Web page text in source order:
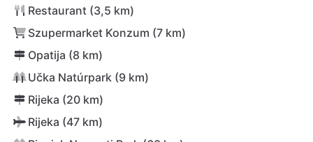
Restaurant (3,5 km)
Szupermarket Konzum (7 km)
Opatija (8 km)
Učka Natúrpark (9 km)
Rijeka (20 km)
Rijeka (47 km)